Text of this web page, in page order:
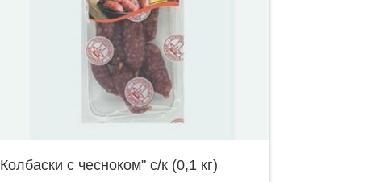
Колбаски с чесноком" с/к (0,1 кг)